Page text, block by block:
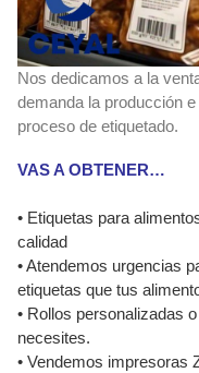
Nos dedicamos a la
demanda la producción
proceso de etiquetado.
VAS A OBTENER…
• Etiquetas para
calidad
• Atendemos urgencias
etiquetas que tus
• Rollos personalizadas
necesites.
• Vendemos impresoras